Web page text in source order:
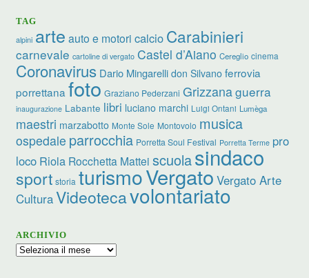
TAG
alpini arte auto e motori calcio Carabinieri
carnevale cartoline di vergato Castel d’Aiano Cereglio cinema
Coronavirus Dario Mingarelli don Silvano ferrovia
porrettana foto Graziano Pederzani Grizzanaguerra
inaugurazione Labante libri luciano marchi Luigi Ontani Lumèga
maestri marzabotto Monte Sole Montovolo musica
ospedale parrocchia Porretta Soul Festival Porretta Terme pro
loco Riola Rocchetta Mattei scuolasindaco
sport storia turismoVergato Vergato Arte
CulturaVideotecavolontariato
ARCHIVIO
Archivio